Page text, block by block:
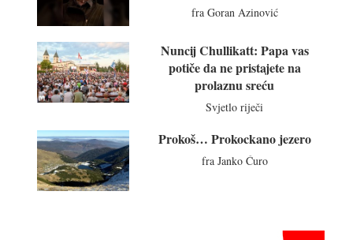
fra Goran Azinović
Nuncij Chullikatt: Papa vas
potiče da ne pristajete na
prolaznu sreću
Svjetlo riječi
Prokoš… Prokockano jezero
fra Janko Ćuro